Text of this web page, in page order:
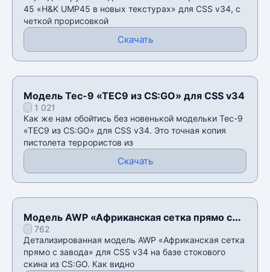
45 «H&K UMP45 в новых текстурах» для CSS v34, с
четкой прорисовкой
Скачать
Модель Tec-9 «TEC9 из CS:GO» для CSS v34
1 021
Как же нам обойтись без новенькой модельки Tec-9
«TEC9 из CS:GO» для CSS v34. Это точная копия
пистолета террористов из
Скачать
Модель AWP «Африканская сетка прямо с
завода» для CSS v34
762
Детализированная модель AWP «Африканская сетка
прямо с завода» для CSS v34 на базе стокового
скина из CS:GO. Как видно